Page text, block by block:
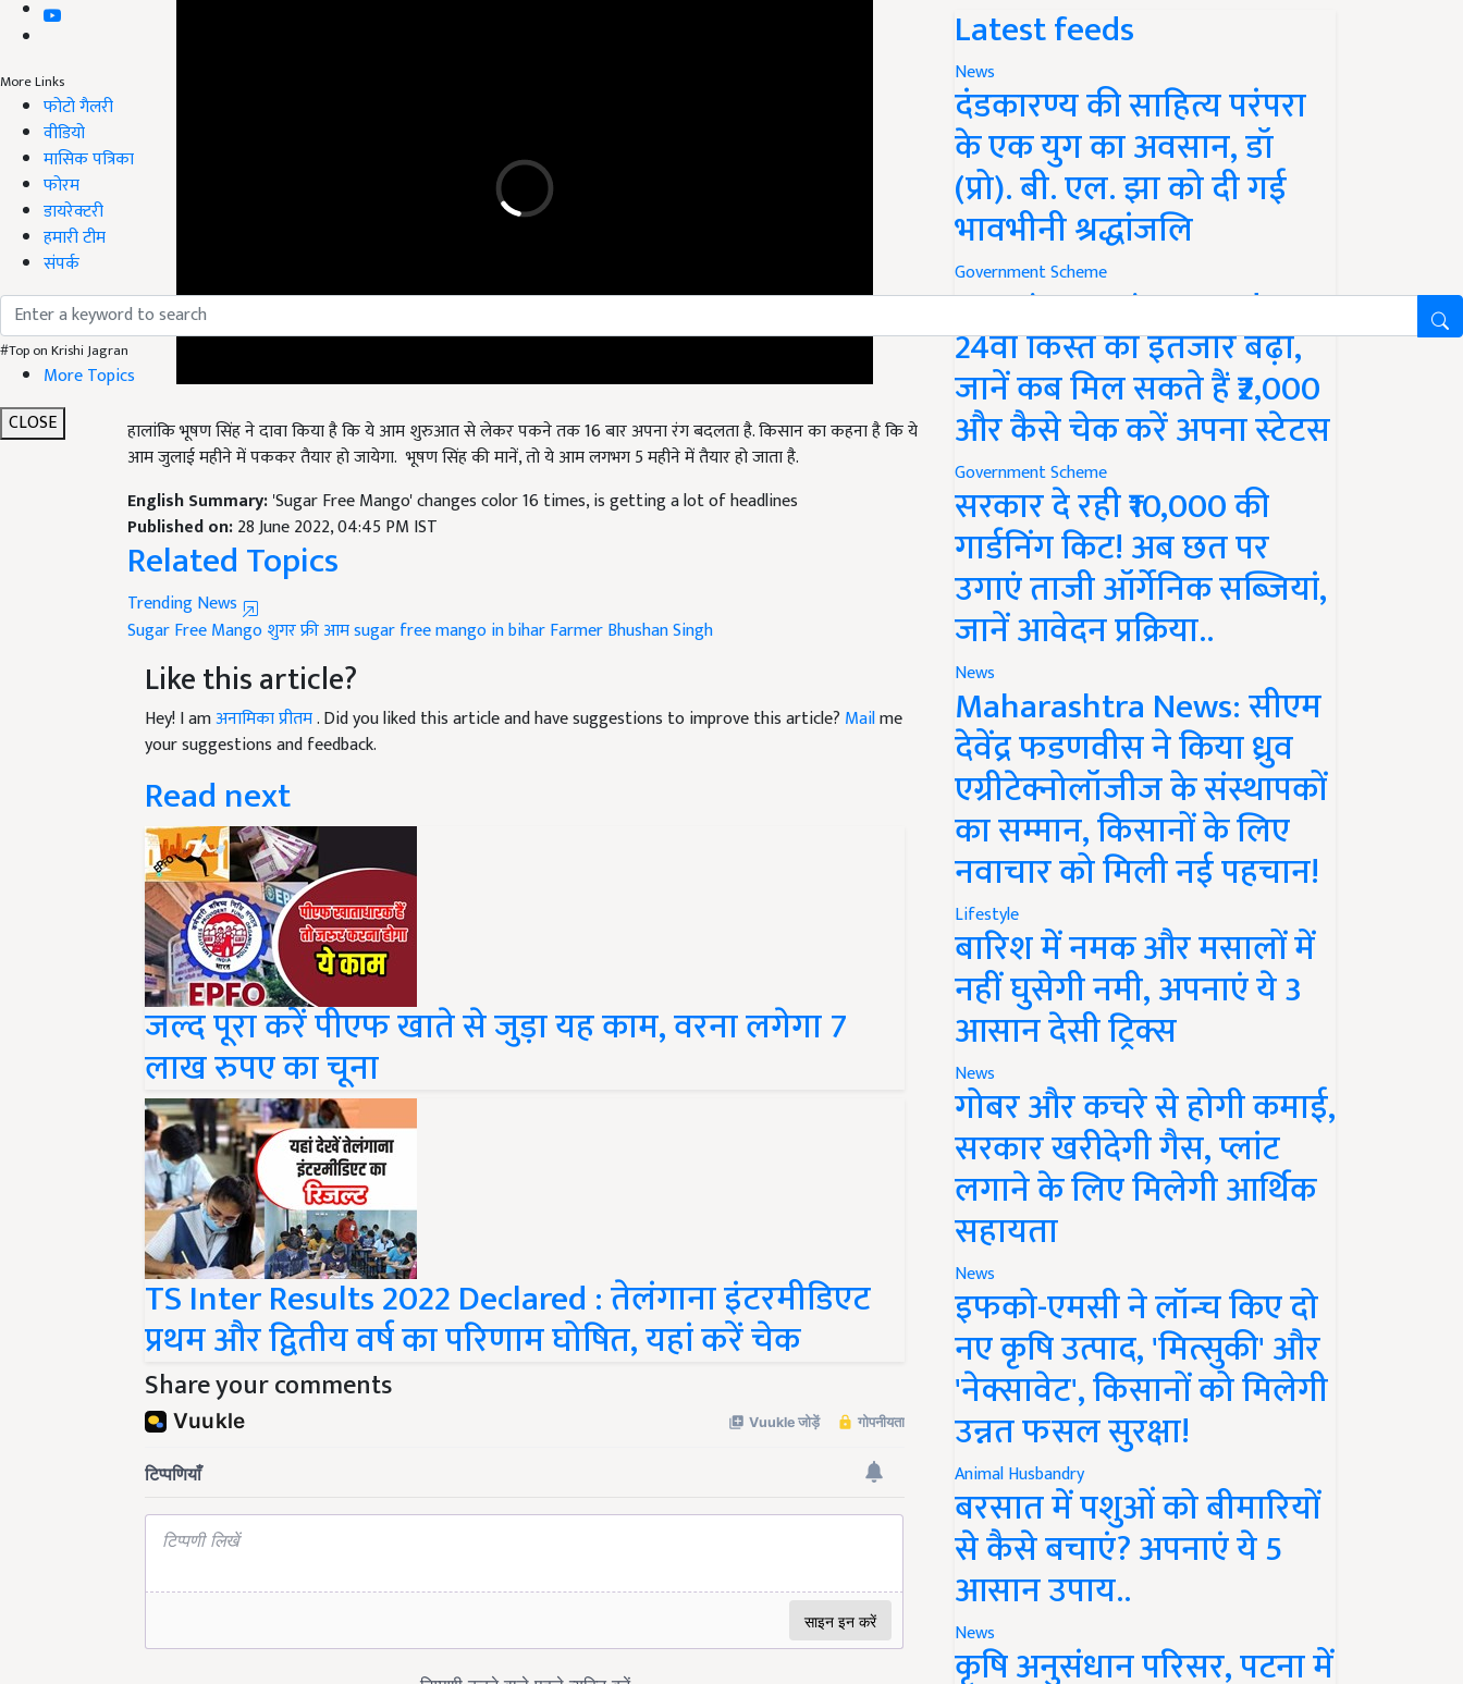
More Links
फोटो गैलरी
वीडियो
मासिक पत्रिका
फोरम
डायरेक्टरी
हमारी टीम
संपर्क
#Top on Krishi Jagran
More Topics
CLOSE
आम जुलाई महीने में पककर तैयार हो जायेगा. भूषण सिंह की मानें, तो ये आम लगभग 5 महीने में तैयार हो जाता है.
English Summary:
'Sugar Free Mango' changes color 16 times, is getting a lot of headlines
Published on:28 June 2022, 04:45 PM IST
Related Topics
Trending News
Sugar Free Mango
Like this article?
Hey! I amअनामिका प्रीतम. Did you liked this article and have suggestions to improve this article?
your suggestions and feedback.
Read next
जल्द पूरा करें पीएफ खाते से जुड़ा यह काम, वरना लगेगा 7
लाख रुपए का चूना
TS Inter Results 2022 Declared : तेलंगाना इंटरमीडिएट
प्रथम और द्वितीय वर्ष का परिणाम घोषित, यहां करें चेक
Share your comments
Latest feeds
News
दंडकारण्य की साहित्य परंपरा
के एक युग का अवसान, डॉ
(प्रो). बी. एल. झा को दी गई
भावभीनी श्रद्धांजलि
Government Scheme
PM Kisan Yojana Update:
24वीं किस्त का इंतजार बढ़ा,
जानें कब मिल सकते हैं ₹2,000
और कैसे चेक करें अपना स्टेटस
Government Scheme
सरकार दे रही ₹10,000 की
गार्डनिंग किट! अब छत पर
उगाएं ताजी ऑर्गेनिक सब्जियां,
जानें आवेदन प्रक्रिया..
News
Maharashtra News: सीएम
देवेंद्र फडणवीस ने किया ध्रुव
एग्रीटेक्नोलॉजीज के संस्थापकों
का सम्मान, किसानों के लिए
नवाचार को मिली नई पहचान!
Lifestyle
बारिश में नमक और मसालों में
नहीं घुसेगी नमी, अपनाएं ये 3
आसान देसी ट्रिक्स
News
गोबर और कचरे से होगी कमाई,
सरकार खरीदेगी गैस, प्लांट
लगाने के लिए मिलेगी आर्थिक
सहायता
News
इफको-एमसी ने लॉन्च किए दो
नए कृषि उत्पाद, 'मित्सुकी' और
'नेक्सावेट', किसानों को मिलेगी
उन्नत फसल सुरक्षा!
Animal Husbandry
बरसात में पशुओं को बीमारियों
से कैसे बचाएं? अपनाएं ये 5
आसान उपाय..
News
कृषि अनुसंधान परिसर, पटना में